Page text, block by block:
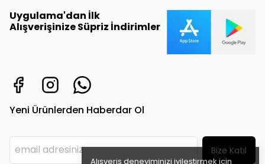
Alışveriş deneyiminizi iyileştirmek için
Uygulama'dan İlk
Alışverişinize Süpriz İndirimler
Yeni Ürünlerden Haberdar Ol
Bize Katıl